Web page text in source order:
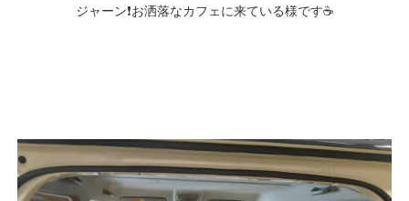
ジャーン❗お洒落なカフェに来ている様です☕